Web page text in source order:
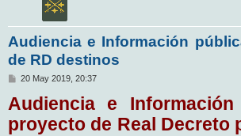
Audiencia e Información
de RD destinos
M
n
s
a
j
20 May 2019, 20:37
Audiencia e
proyecto de Real Decreto